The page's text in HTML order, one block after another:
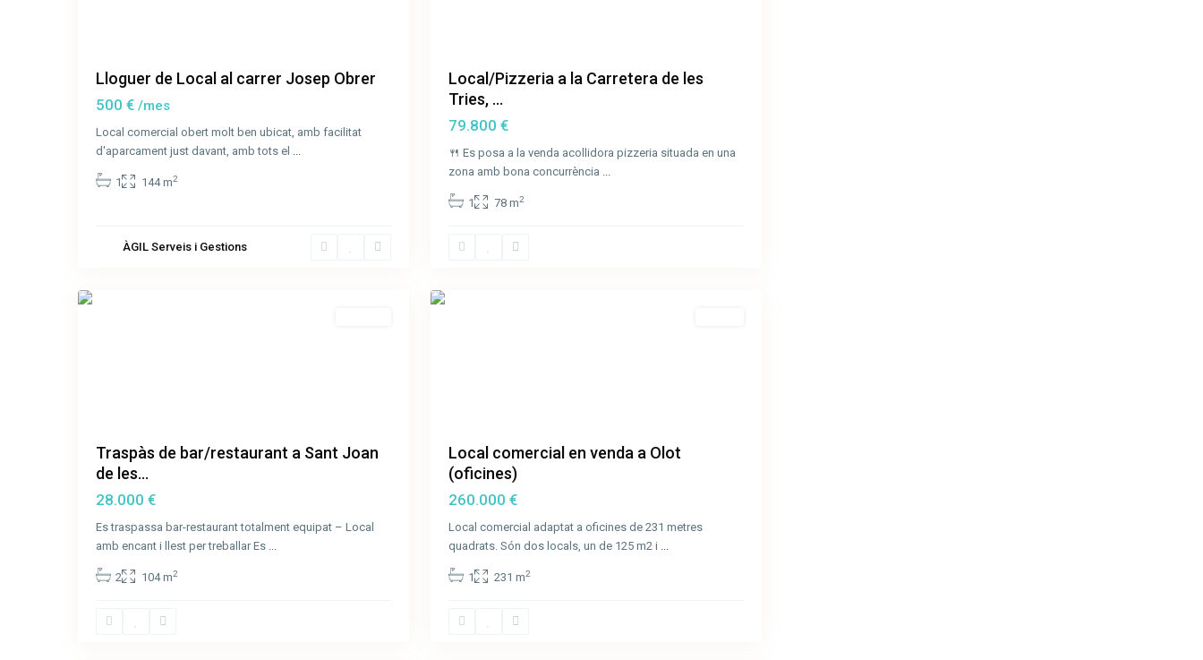
Lloguer de Local al carrer Josep Obrer
500 € /mes
Local comercial obert molt ben ubicat, amb facilitat
d'aparcament just davant, amb tots el ...
1 144 m2
ÀGIL Serveis i Gestions
Local/Pizzeria a la Carretera de les
Tries, ...
79.800 €
🍴 Es posa a la venda acollidora pizzeria situada en una
zona amb bona concurrència ...
1 78 m2
Sant
Traspàs de bar/restaurant a Sant Joan
de les...
28.000 €
Es traspassa bar-restaurant totalment equipat – Local
amb encant i llest per treballar Es ...
2 104 m2
Local comercial en venda a Olot
(oficines)
260.000 €
Local comercial adaptat a oficines de 231 metres
quadrats. Són dos locals, un de 125 m2 i ...
1 231 m2